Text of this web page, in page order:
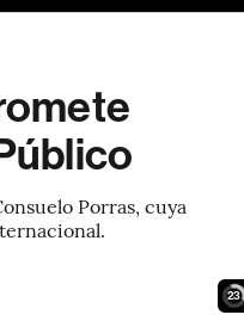
Porras, cuya
22